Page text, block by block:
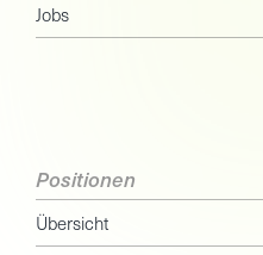
Jobs
Positionen
Übersicht